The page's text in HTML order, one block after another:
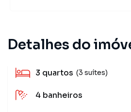
Detalhes do
3 quartos (3 suítes)
4 banheiros